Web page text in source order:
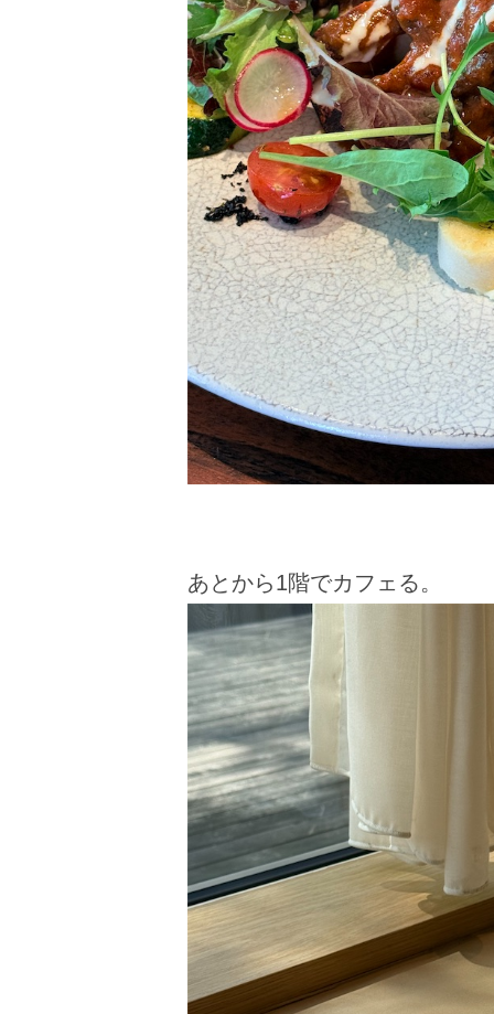
あとから1階でカフェる。